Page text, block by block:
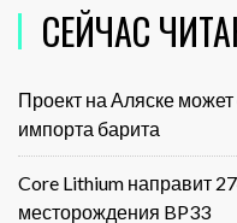
СЕЙЧАС
Проект на Аляске
импорта барита
Core Lithium направит
месторождения BP33